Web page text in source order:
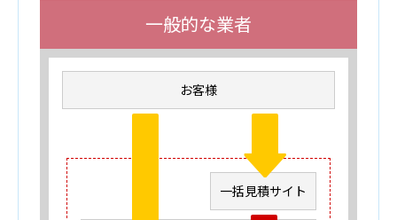
一般的な業者
お客様
一括見積サイト